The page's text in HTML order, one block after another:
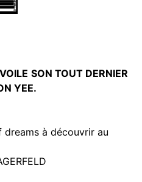
SON TOUT DERNIER
YEE.
dreams à découvrir au